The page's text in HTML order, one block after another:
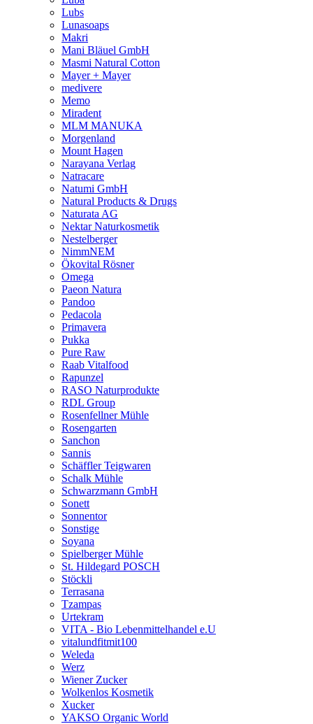
Lubs
Lunasoaps
Makri
Mani Bläuel GmbH
Masmi Natural Cotton
Mayer + Mayer
medivere
Memo
Miradent
MLM MANUKA
Morgenland
Mount Hagen
Narayana Verlag
Natracare
Natumi GmbH
Natural Products & Drugs
Naturata AG
Nektar Naturkosmetik
Nestelberger
NimmNEM
Ökovital Rösner
Omega
Paeon Natura
Pandoo
Pedacola
Primavera
Pukka
Pure Raw
Raab Vitalfood
Rapunzel
RASO Naturprodukte
RDL Group
Rosenfellner Mühle
Rosengarten
Sanchon
Sannis
Schäffler Teigwaren
Schalk Mühle
Schwarzmann GmbH
Sonett
Sonnentor
Sonstige
Soyana
Spielberger Mühle
St. Hildegard POSCH
Stöckli
Terrasana
Tzampas
Urtekram
VITA - Bio Lebenmittelhandel e.U
vitalundfitmit100
Weleda
Werz
Wiener Zucker
Wolkenlos Kosmetik
Xucker
YAKSO Organic World